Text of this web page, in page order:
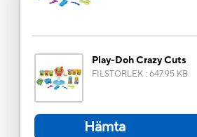
Play-Doh Crazy Cuts
FILSTORLEK: 647.95 KB
Hämta